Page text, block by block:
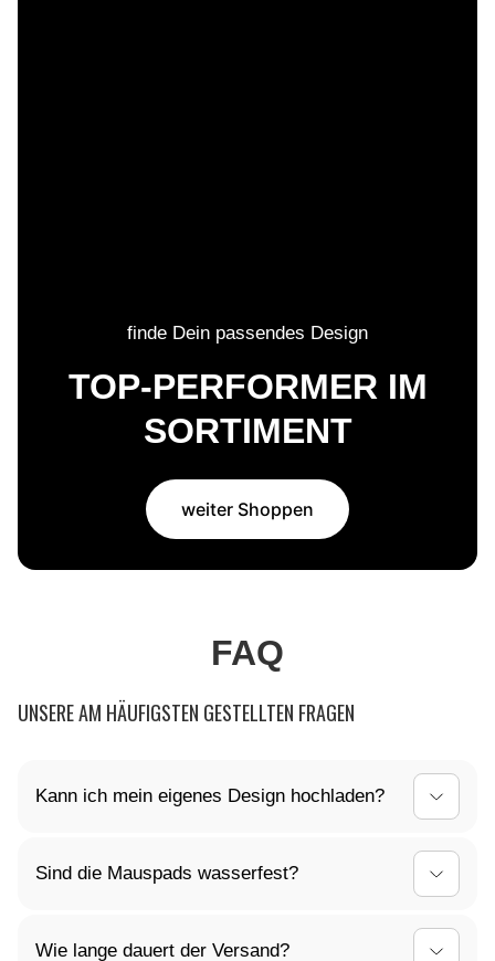
finde Dein passendes Design
TOP-PERFORMER IM
SORTIMENT
weiter Shoppen
FAQ
UNSERE AM HÄUFIGSTEN GESTELLTEN FRAGEN
Kann ich mein eigenes Design hochladen?
Vorstellungen gestalten! Lade dein individuelles
Design einfach hoch, und wir kümmern uns um den
Sind die Mauspads wasserfest?
wasserabweisend. Kleine Verschüttungen können
Wie lange dauert der Versand?